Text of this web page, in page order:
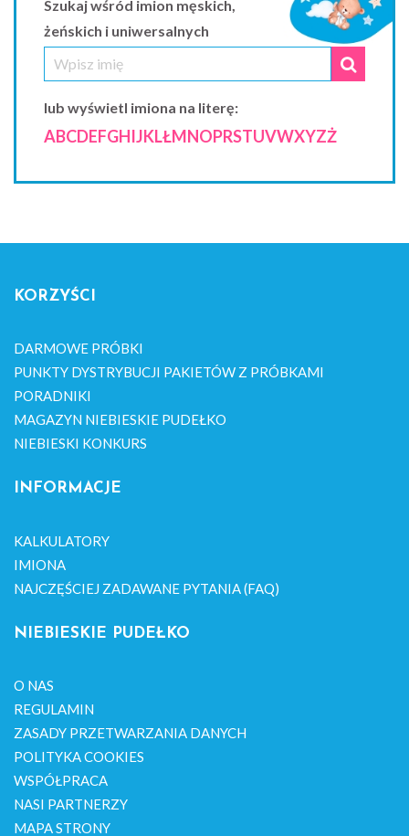
Szukaj wśród imion męskich,
żeńskich i uniwersalnych
lub wyświetl imiona na literę:
ABCDEFGHIJKLŁMNOPRSTUVWXYZŻ
KORZYŚCI
DARMOWE PRÓBKI
PUNKTY DYSTRYBUCJI PAKIETÓW Z PRÓBKAMI
PORADNIKI
MAGAZYN NIEBIESKIE PUDEŁKO
NIEBIESKI KONKURS
INFORMACJE
KALKULATORY
IMIONA
NAJCZĘŚCIEJ ZADAWANE PYTANIA (FAQ)
NIEBIESKIE PUDEŁKO
O NAS
REGULAMIN
ZASADY PRZETWARZANIA DANYCH
POLITYKA COOKIES
WSPÓŁPRACA
NASI PARTNERZY
MAPA STRONY